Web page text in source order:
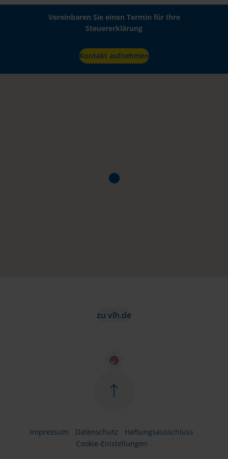
Vereinbaren Sie einen Termin für Ihre
Steuererklärung
Kontakt aufnehmen
zu vlh.de
Impressum Datenschutz
Haftungsausschluss
Cookie-Einstellungen